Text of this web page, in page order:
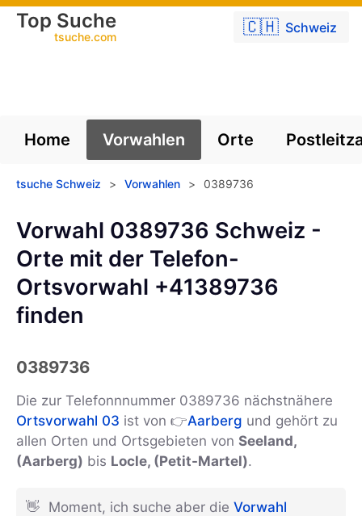
🇨🇭 Schweiz
Top Suche
tsuche.com
Home Vorwahlen Orte
tsuche Schweiz > Vorwahlen > 0389736
Vorwahl 0389736 Schweiz -
Orte mit der Telefon-
Ortsvorwahl +41389736
finden
0389736
Die zur Telefonnnummer 0389736 nächstnähere
Ortsvorwahl 03 ist von 👉Aarberg und gehört zu
allen Orten und Ortsgebieten von Seeland,
(Aarberg) bis Locle, (Petit-Martel).
👋 Moment, ich suche aber die Vorwahl